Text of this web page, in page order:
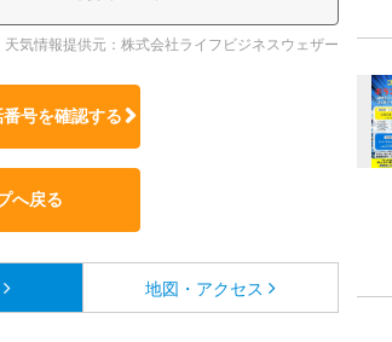
天気情報提供元：株式会社ライフビジネスウェザー
号を確認する
へ戻る
地図・アクセス